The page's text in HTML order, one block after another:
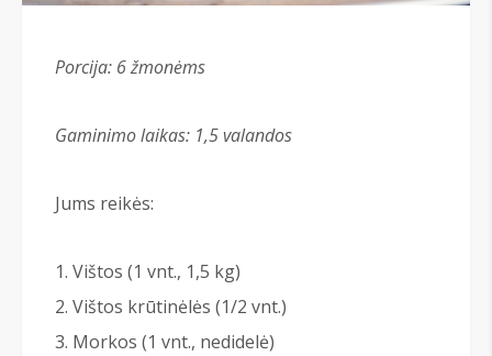
Porcija: 6žmonėms
Gaminimo laikas: 1,5 valandos
Jums reikės:
Vištos (1 vnt., 1,5 kg)
Vištos krūtinėlės (1/2 vnt.)
Morkos (1 vnt., nedidelė)